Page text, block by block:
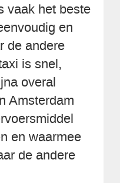
vaak het beste
en
de andere
is snel,
overal
Amsterdam
en waarmee
de andere